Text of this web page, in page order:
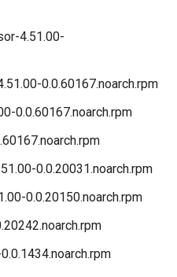
4.51.00-
0.0.60167.noarch.rpm
0.0.60167.noarch.rpm
0.0.20031.noarch.rpm
0.0.20150.noarch.rpm